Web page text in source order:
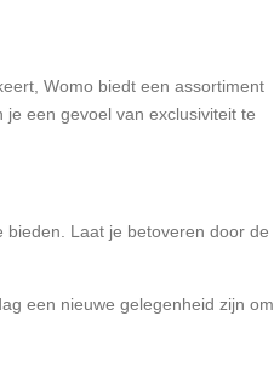
Womo biedt een assortiment
een gevoel van exclusiviteit te
bieden. Laat je betoveren door de
een nieuwe gelegenheid zijn om